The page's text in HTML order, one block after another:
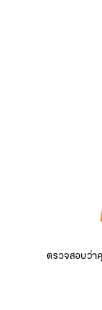
ตรวจสอบว่า